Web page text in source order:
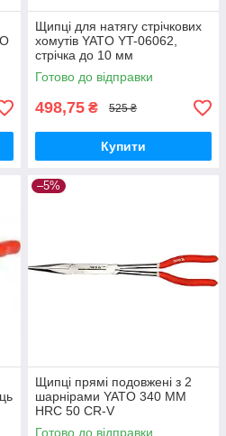
Щипці для натягу стрічкових
хомутів YATO YT-06062,
стрічка до 10 мм
Готово до відправки
498,75 ₴ 525 ₴
Купити
–5%
Щипці прямі подовжені з 2
шарнірами YATO 340 ММ
HRC 50 CR-V
Готово до відправки